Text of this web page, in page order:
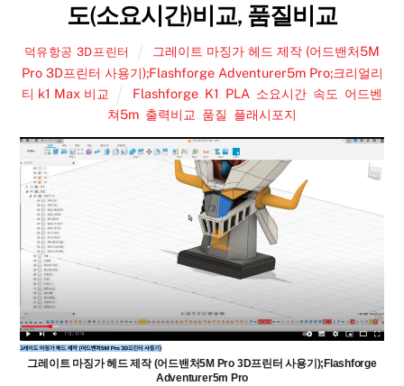
도(소요시간)비교, 품질비교
덕유항공 3D프린터
그레이트 마징가 헤드 제작 (어드밴처5M
Pro 3D프린터 사용기);Flashforge Adventurer5m Pro;크리얼리
티 k1 Max 비교
Flashforge, K1 PLA 소요시간, 속도 어드벤
쳐5m 출력비교 품질 플래시포지
그레이트 마징가 헤드 제작 (어드밴처5M Pro 3D프린터 사용기);Flashforge
Adventurer5m Pro